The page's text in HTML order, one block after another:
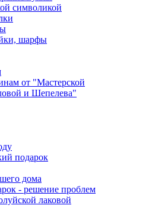
символикой
шарфы
от "Мастерской
и Шепелева"
подарок
дома
- решение проблем
лаковой